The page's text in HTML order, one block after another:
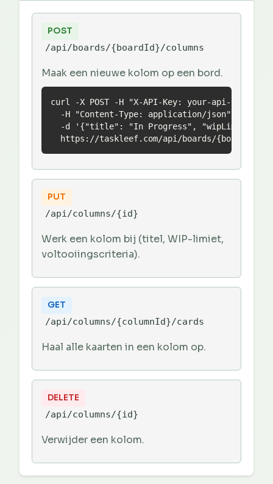
POST
/api/boards/{boardId}/columns
Maak een nieuwe kolom op een bord.
curl -X POST -H "X-API-Key: your-api-key" \
  -H "Content-Type: application/json" \
-d '{"title": "In Progress", "wipLimit":
https://taskleef.com/api/boards/{boardId}/
PUT
/api/columns/{id}
Werk een kolom bij (titel, WIP-limiet,
voltooiingscriteria).
GET
/api/columns/{columnId}/cards
Haal alle kaarten in een kolom op.
DELETE
/api/columns/{id}
Verwijder een kolom.